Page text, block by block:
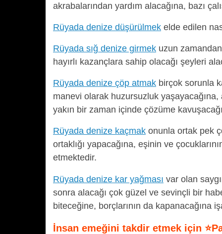
akrabalarından yardım alacağına, bazı
Rüyada denize düşürülmek elde edilen
Rüyada sığ denize girmek uzun
hayırlı kazançlara sahip olacağı şeyleri
Rüyada denize çöp atmak birçok sorunla
manevi olarak huzursuzluk yaşayacağına,
yakın bir zaman içinde çözüme
Rüyada denize kaçmak onunla ortak pek
ortaklığı yapacağına, eşinin ve
etmektedir.
Rüyada denize kar yağması var olan
sonra alacağı çok güzel ve sevinçli bir
biteceğine, borçlarının da kapanacağına
İnsan emeğini takdir etmek için